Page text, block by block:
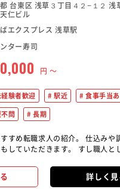
台東区 浅草３丁目４２−１２ 浅
仁ビル
エクスプレス 浅草駅
ター寿司
円 〜
経験者歓迎 駅近 食事手当あ
問 長期
求人の紹介。 仕込みや調理裏方全
ます。 すし職人としてのスキル
きます。
詳しく見